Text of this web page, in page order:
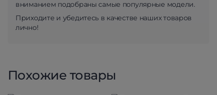
вниманием подобраны самые популярные модели.
Приходите и убедитесь в качестве наших товаров
лично!
Похожие товары